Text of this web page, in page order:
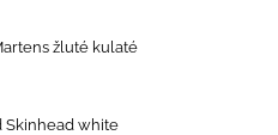
žluté kulaté
Skinhead white